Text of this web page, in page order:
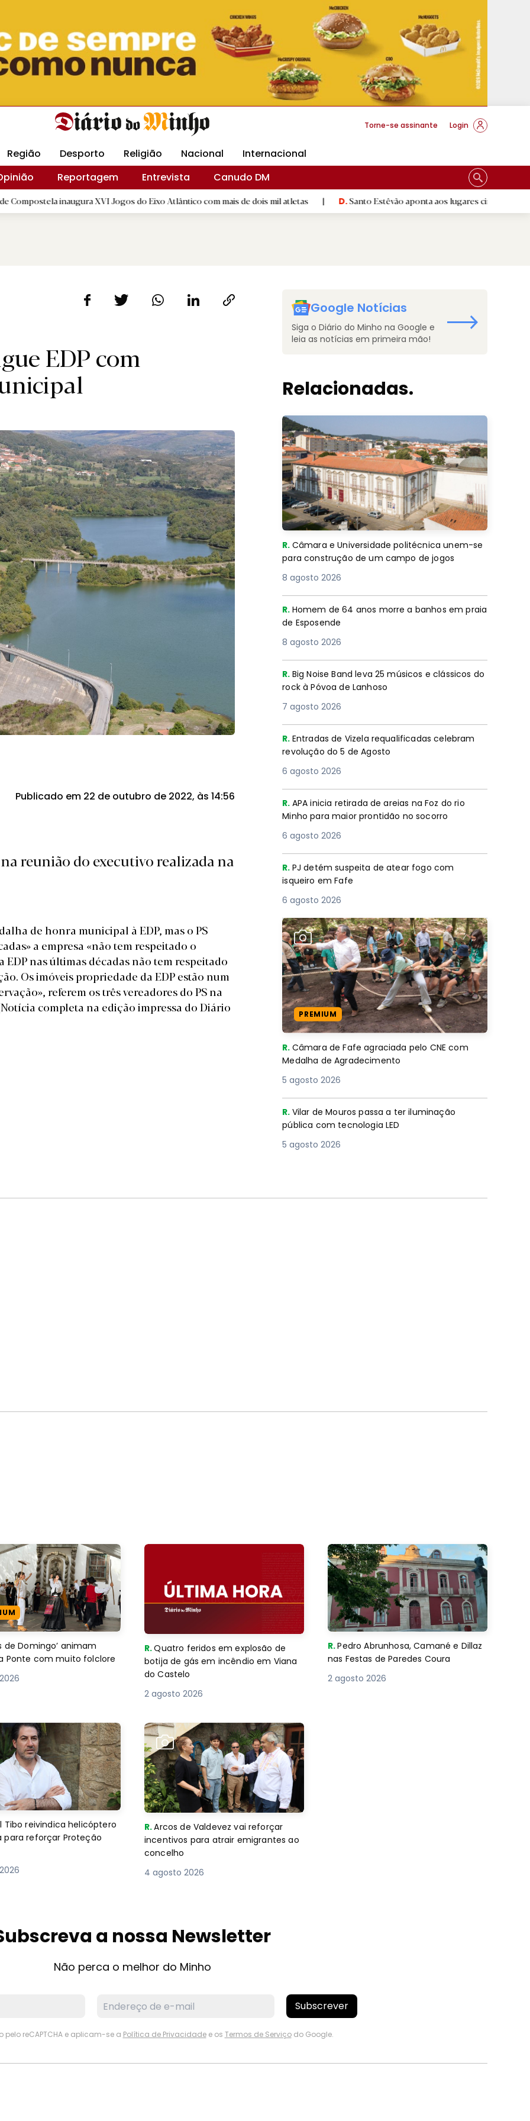
Revista Minha Gráfica DM Livraria DM Arquidiocese Braga
Torne-se assinante Login
Região Desporto Religião Nacional
Internacional
Reportagem Entrevista Canudo DM
inaugura XVI Jogos do Eixo Atlântico com mais de dois mil atletas | D.Santo Estêvão aponta aos lugares cimeiros da Honra
EDP com
Publicado em 22 de outubro de 2022, às 14:56
reunião do executivo realizada na
de honra municipal à EDP, mas o PS
a empresa «não tem respeitado o
nas últimas décadas não tem respeitado
Os imóveis propriedade da EDP estão num
referem os três vereadores do PS na
completa na edição impressa do Diário
Google Notícias
Siga o Diário do Minho na Google e
leia as notícias em primeira mão!
Relacionadas.
R. Câmara e Universidade politécnica unem-se
para construção de um campo de jogos
8 agosto 2026
R. Homem de 64 anos morre a banhos em praia
de Esposende
8 agosto 2026
R. Big Noise Band leva 25 músicos e clássicos do
rock à Póvoa de Lanhoso
7 agosto 2026
R. Entradas de Vizela requalificadas celebram
revolução do 5 de Agosto
6 agosto 2026
R. APA inicia retirada de areias na Foz do rio
Minho para maior prontidão no socorro
6 agosto 2026
R. PJ detém suspeita de atear fogo com
isqueiro em Fafe
6 agosto 2026
PREMIUM
R. Câmara de Fafe agraciada pelo CNE com
Medalha de Agradecimento
5 agosto 2026
R. Vilar de Mouros passa a ter iluminação
pública com tecnologia LED
5 agosto 2026
de Domingo’ animam
Ponte com muito folclore
R.Quatro feridos em explosão de
botija de gás em incêndio em Viana
do Castelo
2 agosto 2026
R.Pedro Abrunhosa, Camané e Dillaz
nas Festas de Paredes Coura
2 agosto 2026
Tibo reivindica helicóptero
para reforçar Proteção
R.Arcos de Valdevez vai reforçar
incentivos para atrair emigrantes ao
concelho
4 agosto 2026
a nossa Newsletter
Não perca o melhor do Minho
Subscrever
pelo reCAPTCHA e aplicam-se a Política de Privacidadee os Termos de Serviçodo Google.